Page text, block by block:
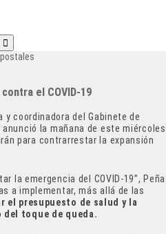
el COVID-19
y coordinadora del Gabinete de
anunció la mañana de este miércoles
para contrarrestar la expansión
la emergencia del COVID-19”, Peña
a implementar, más allá de las
el presupuesto de salud y la
del toque de queda.